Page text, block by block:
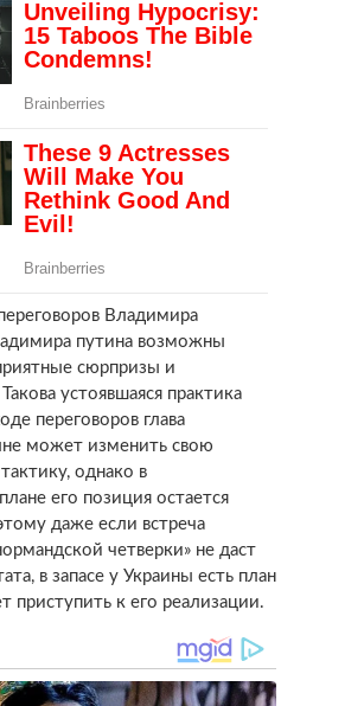
Владимира
путина возможны
сюрпризы и
устоявшаяся практика
переговоров глава
может изменить свою
однако в
его позиция остается
даже если встреча
четверки» не даст
в запасе у Украины есть план
приступить к его реализации.